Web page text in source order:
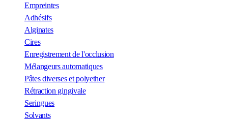
Empreintes
Adhésifs
Alginates
Cires
Enregistrement de l'occlusion
Mélangeurs automatiques
Pâtes diverses et polyether
Rétraction gingivale
Seringues
Solvants